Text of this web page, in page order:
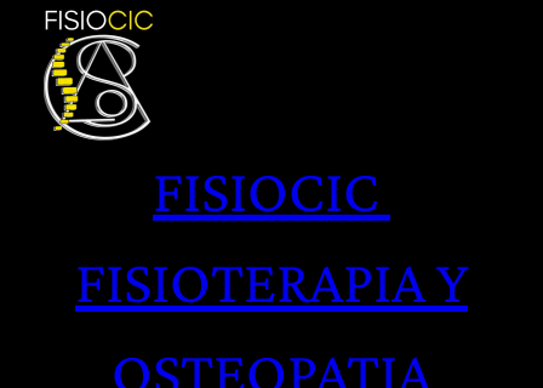
Saltar
contenido
FISIOCIC
FISIOTERAPIA Y
OSTEOPATIA